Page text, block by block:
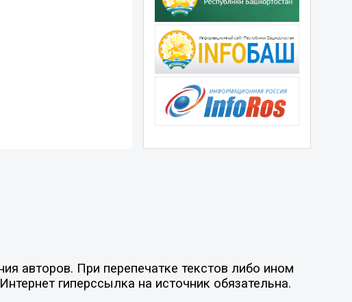
авторов. При перепечатке текстов либо ином
гиперссылка на источник обязательна.